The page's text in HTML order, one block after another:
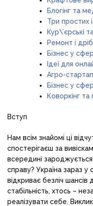
Блогінг та
Три простих
Кур\’єрські
Ремонт і
Бізнес у
Ідеї для
Агро-
Бізнес у
Коворкінг
Вступ
Нам всім знайомі ці
спостерігаєш за
всередині
справу? Україна зараз у
відкриває безліч
стабільність, хтось –
реалізувати себе.